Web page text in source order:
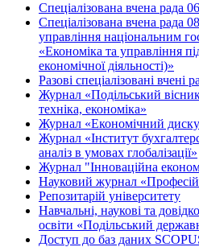
Спеціалізована вчена рада
Спеціалізована вчена рада
управління національним
«Економіка та управління
економічної діяльності)»
Разові спеціалізовані вчені
Журнал «Подільський
техніка, економіка»
Журнал «Економічний
Журнал «Інститут
аналіз в умовах глобалізації»
Журнал "Інноваційна
Науковий журнал
Репозитарій університету
Навчальні, наукові та
освіти «Подільський
Доступ до баз даних